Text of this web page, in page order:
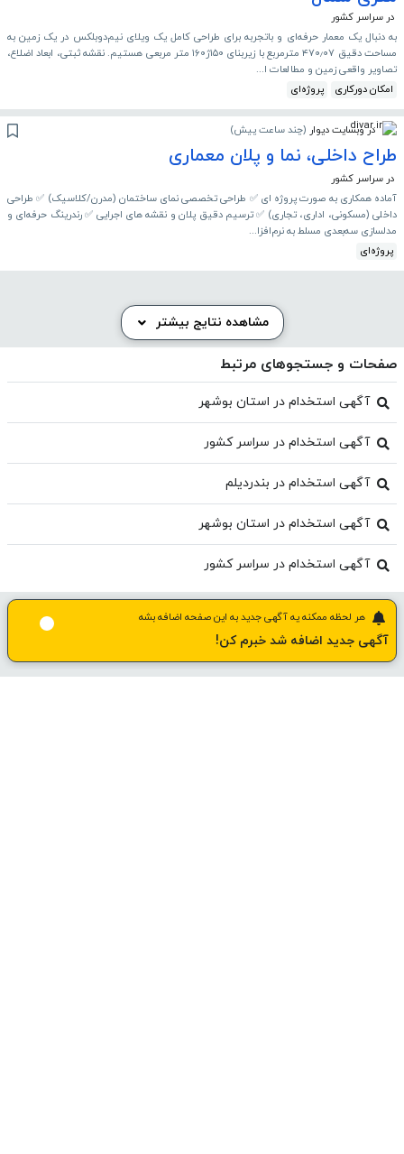
در سراسر کشور
به دنبال یک معمار حرفه‌ای و باتجربه برای طراحی کامل یک ویلای نیم‌دوبلکس در یک زمین به
مساحت دقیق ۴۷۰٫۰۷ مترمربع با زیربنای ۱۵۰ژ۱۶۰ متر مربعی هستیم. نقشه ثبتی، ابعاد اضلاع،
تصاویر واقعی زمین و مطالعات ا...
امکان دورکاری
پروژه‌ای
در وبسایت دیوار (چند ساعت پیش)
طراح داخلی، نما و پلان معماری
در سراسر کشور
آماده همکاری به صورت پروژه ای ✅ طراحی تخصصی نمای ساختمان (مدرن/کلاسیک) ✅ طراحی
داخلی (مسکونی، اداری، تجاری) ✅ ترسیم دقیق پلان و نقشه های اجرایی ✅ رندرینگ حرفه‌ای و
مدلسازی سه‌بعدی مسلط به نرم‌افزا...
پروژه‌ای
مشاهده نتایج بیشتر
صفحات و جستجوهای مرتبط
آگهی استخدام در استان بوشهر
آگهی استخدام در سراسر کشور
آگهی استخدام در بندردیلم
آگهی استخدام در استان بوشهر
آگهی استخدام در سراسر کشور
هر لحظه ممکنه یه آگهی جدید به این صفحه اضافه بشه
آگهی جدید اضافه شد خبرم کن!